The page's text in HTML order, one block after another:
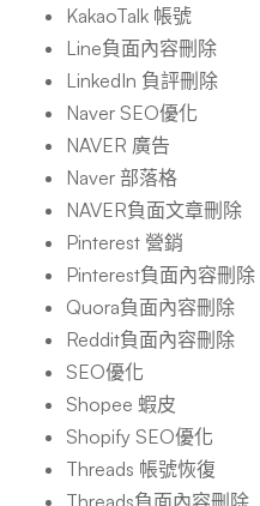
KakaoTalk 帳號
Line負面內容刪除
LinkedIn 負評刪除
Naver SEO優化
NAVER 廣告
Naver 部落格
NAVER負面文章刪除
Pinterest 營銷
Pinterest負面內容刪除
Quora負面內容刪除
Reddit負面內容刪除
SEO優化
Shopee 蝦皮
Shopify SEO優化
Threads 帳號恢復
Threads負面內容刪除